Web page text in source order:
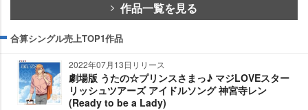
作品一覧を見る
合算シングル売上TOP1作品
2022年07月13日リリース
劇場版 うたの☆プリンスさまっ♪ マジLOVEスター
リッシュツアーズ アイドルソング 神宮寺レン
(Ready to be a Lady)